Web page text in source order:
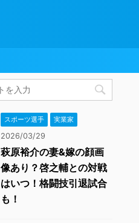
スポーツ選手 実業家
2026/03/29
萩原裕介の妻&嫁の顔画
像あり？啓之輔との対戦
はいつ！格闘技引退試合
も！